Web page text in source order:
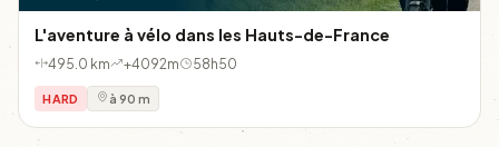
L'aventure à vélo dans les Hauts-de-France
495.0 km +4092m 58h50
HARD à 90 m